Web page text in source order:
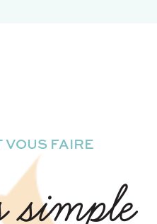
VOUS FAIRE
simple